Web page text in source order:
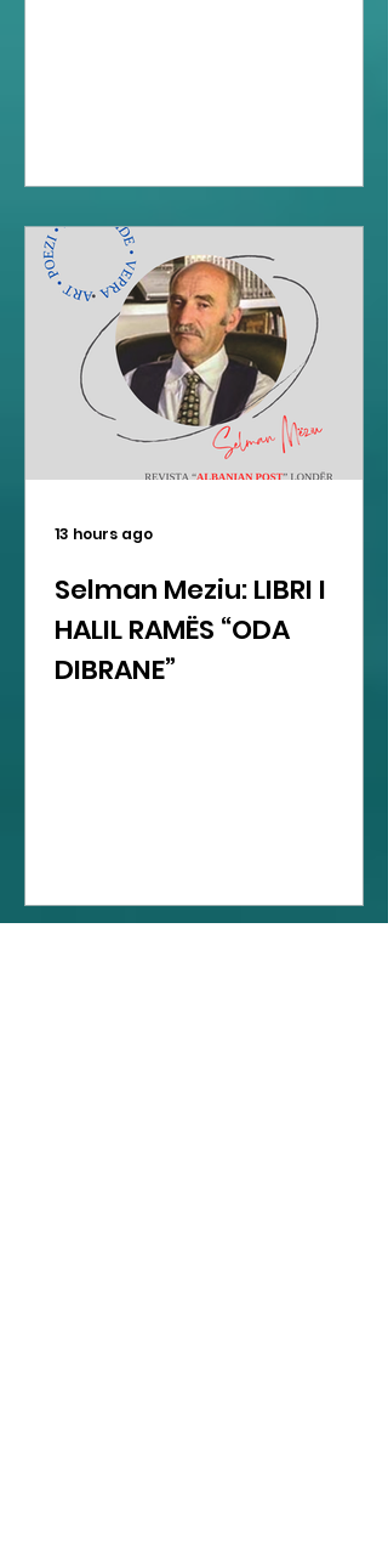
Selman Meziu: LIBRI I
HALIL RAMËS “ODA
DIBRANE”
13 hours ago